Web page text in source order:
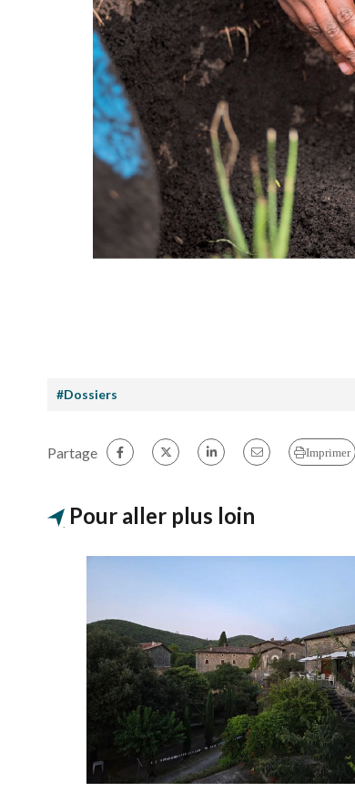
#Dossiers
Partage Imprimer
Pour aller plus loin